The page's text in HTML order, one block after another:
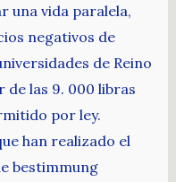
una vida paralela,
negativos de
de Reino
las 9. 000 libras
por ley.
han realizado el
bestimmung